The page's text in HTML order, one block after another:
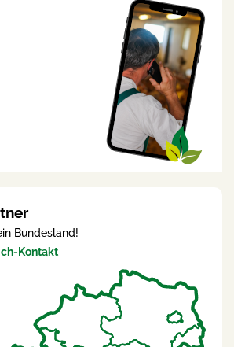
Bundesland!
Kontakt